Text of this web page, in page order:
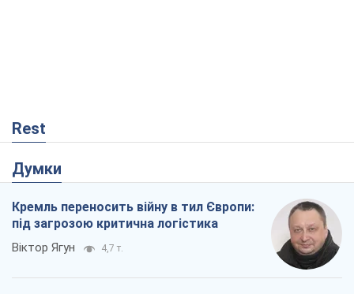
Rest
Думки
Кремль переносить війну в тил Європи:
під загрозою критична логістика
Віктор Ягун 4,7 т.